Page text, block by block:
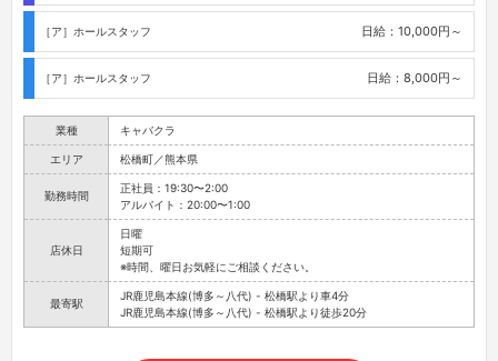
［ア］ホールスタッフ 日給：10,000円～
［ア］ホールスタッフ 日給：8,000円～
業種 キャバクラ
エリア 松橋町／熊本県
勤務時間
正社員：19:30〜2:00
アルバイト：20:00〜1:00
店休日
日曜
短期可
※時間、曜日お気軽にご相談ください。
最寄駅
JR鹿児島本線(博多～八代) - 松橋駅より車4分
JR鹿児島本線(博多～八代) - 松橋駅より徒歩20分